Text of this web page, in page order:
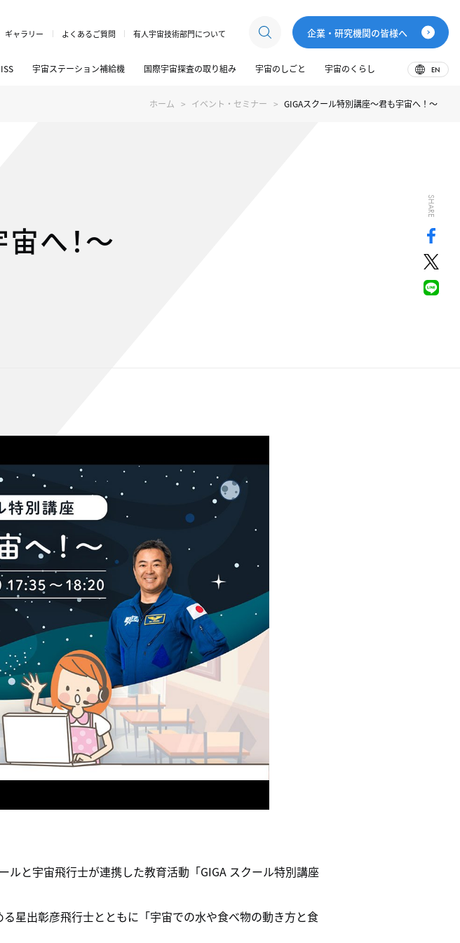
ギャラリー よくあるご質問 有人宇宙技術部門について 企業・研究機関の皆様へ
ISS 宇宙ステーション補給機 国際宇宙探査の取り組み 宇宙のしごと 宇宙のくらし EN
ホーム イベント・セミナー GIGAスクール特別講座～君も宇宙へ！～
へ！～
SHARE
ルと宇宙飛行士が連携した教育活動「GIGA スクール特別講座
星出彰彦飛行士とともに「宇宙での水や食べ物の動き方と食